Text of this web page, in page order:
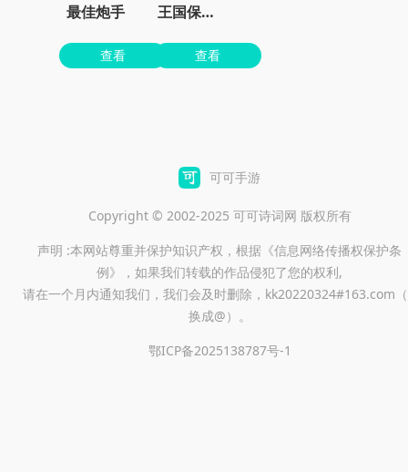
最佳炮手
查看
王国保卫战4最新dlc下载
查看
可可手游
Copyright © 2002-2025 可可诗词网 版权所有
声明 :本网站尊重并保护知识产权，根据《信息网络传播权保护条
例》，如果我们转载的作品侵犯了您的权利,
请在一个月内通知我们，我们会及时删除，kk20220324#163.com
换成@）。
鄂ICP备2025138787号-1